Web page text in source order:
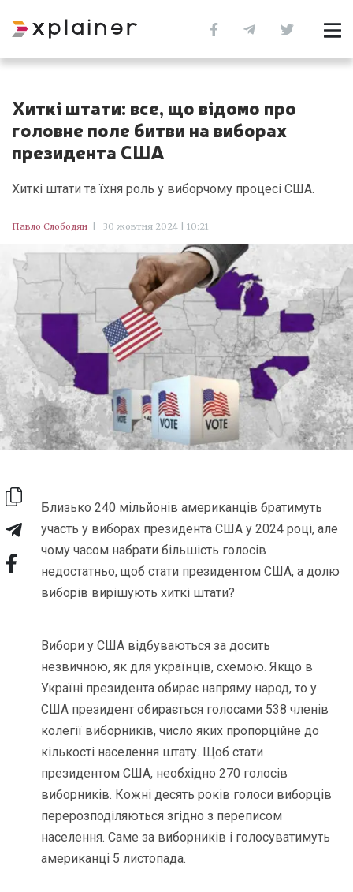
Хиткі штати: все, що відомо про
головне поле битви на виборах
президента США
Хиткі штати та їхня роль у виборчому процесі США.
Павло Слободян 30 жовтня 2024 | 10:21
Близько 240 мільйонів американців братимуть
участь у виборах президента США у 2024 році, але
чому часом набрати більшість голосів
недостатньо, щоб стати президентом США, а долю
виборів вирішують хиткі штати?
Вибори у США відбуваються за досить
незвичною, як для українців, схемою. Якщо в
Україні президента обирає напряму народ, то у
США президент обирається голосами 538 членів
колегії виборників, число яких пропорційне до
кількості населення штату. Щоб стати
президентом США, необхідно 270 голосів
виборників. Кожні десять років голоси виборців
перерозподіляються згідно з переписом
населення. Саме за виборників і голосуватимуть
американці 5 листопада.